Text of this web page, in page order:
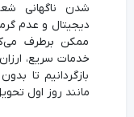
شدن ناگهانی
دیجیتال و عدم
ممکن برطرف
خدمات سریع،
بازگردانیم تا
مانند روز اول